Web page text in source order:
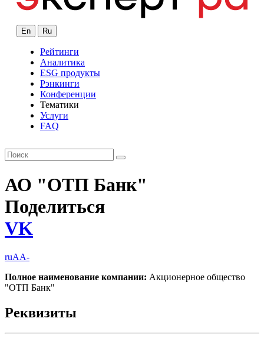
En Ru
Рейтинги
Аналитика
ESG продукты
Рэнкинги
Конференции
Тематики
Услуги
FAQ
АО "ОТП Банк"
Поделиться
VK
ruAA-
Полное наименование компании: Акционерное общество
"ОТП Банк"
Реквизиты